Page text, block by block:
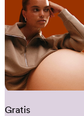
Gratis